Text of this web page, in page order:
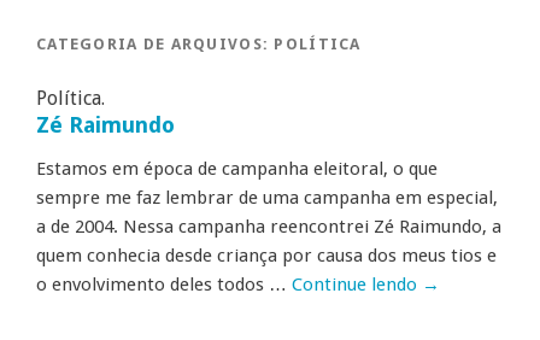
CATEGORIA DE ARQUIVOS: POLÍTICA
Política.
Zé Raimundo
Estamos em época de campanha eleitoral, o que
sempre me faz lembrar de uma campanha em especial,
a de 2004. Nessa campanha reencontrei Zé Raimundo, a
quem conhecia desde criança por causa dos meus tios e
o envolvimento deles todos … Continue lendo →